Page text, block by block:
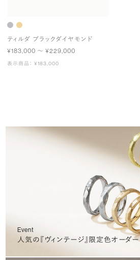
ティルダ ブラックダイヤモンド
¥183,000 〜 ¥229,000
表示商品： ¥183,000
Event
人気の『ヴィンテージ』限定色オーダー